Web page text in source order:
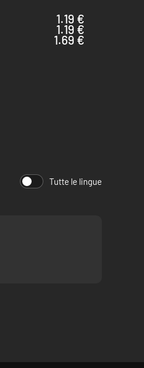
1.19 €
1.19 €
1.69 €
Tutte le lingue